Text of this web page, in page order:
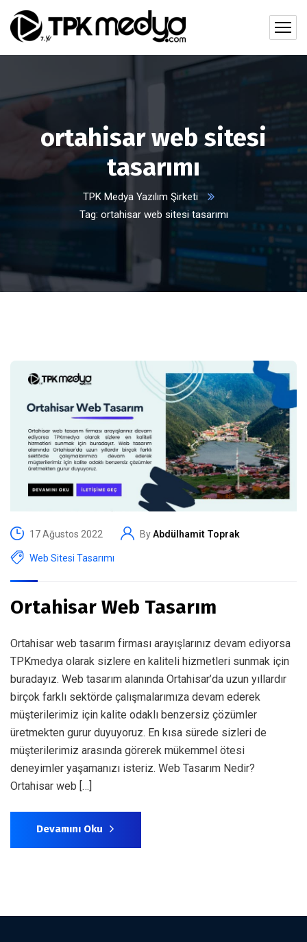
ortahisar web sitesi
tasarımı
TPK Medya Yazılım Şirketi
Tag: ortahisar web sitesi tasarımı
17 Ağustos 2022 ByAbdülhamit Toprak
Web Sitesi Tasarımı
Ortahisar Web Tasarım
Ortahisar web tasarım firması arayışlarınız devam ediyorsa
TPKmedya olarak sizlere en kaliteli hizmetleri sunmak için
buradayız. Web tasarım alanında Ortahisar’da uzun yıllardır
birçok farklı sektörde çalışmalarımıza devam ederek
müşterilerimiz için kalite odaklı benzersiz çözümler
üretmekten gurur duyuyoruz. En kısa sürede sizleri de
müşterilerimiz arasında görerek mükemmel ötesi
deneyimler yaşamanızı isteriz. Web Tasarım Nedir?
Ortahisar web […]
Devamını Oku